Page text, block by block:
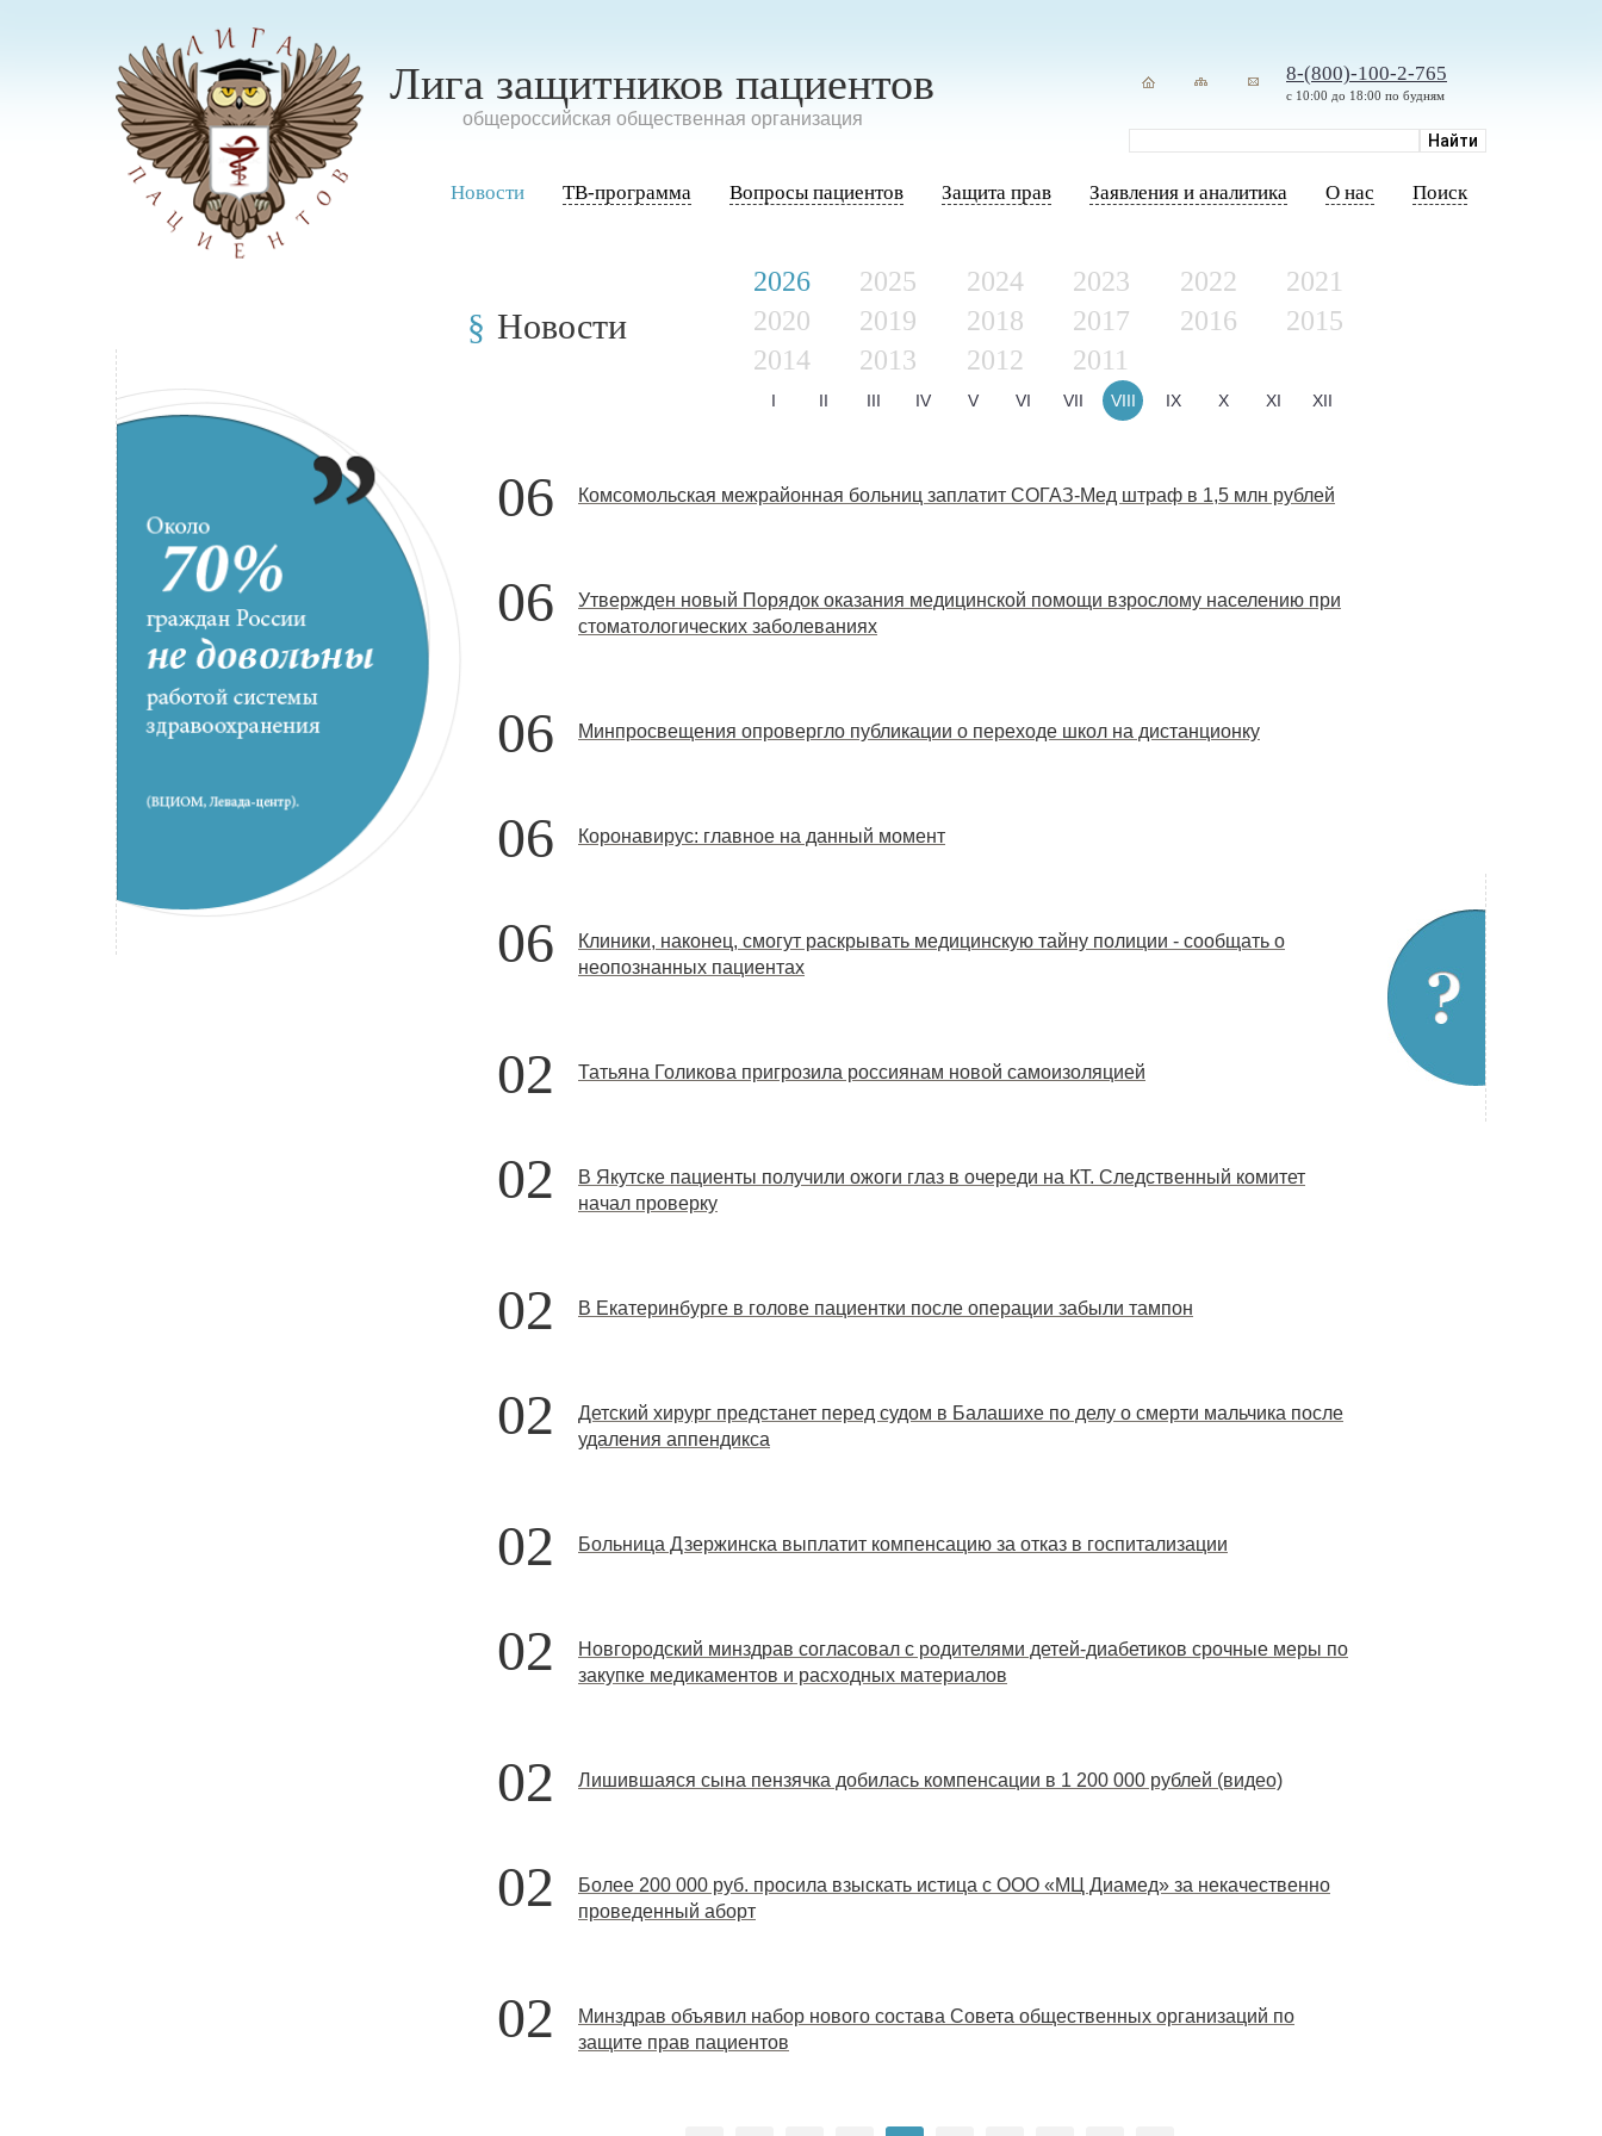
Лига защитников пациентов
oбщероссийская общественная организация
8-(800)-100-2-765
с 10:00 до 18:00 по будням
Новости ТВ-программа Вопросы пациентов Защита прав Заявления и аналитика О нас Поиск
Новости
2026 2025 2024 2023 2022
2021
2020
2019 2018 2017 2016
2015
2014
2013 2012 2011
I II III IV V VI VII VIII IX X XI XII
06 Комсомольская межрайонная больниц заплатит СОГАЗ-Мед штраф в 1,5 млн рублей
06
Утвержден новый Порядок оказания медицинской помощи взрослому населению при
стоматологических заболеваниях
06 Минпросвещения опровергло публикации о переходе школ на дистанционку
06 Коронавирус: главное на данный момент
06
Клиники, наконец, смогут раскрывать медицинскую тайну полиции - сообщать о
неопознанных пациентах
02 Татьяна Голикова пригрозила россиянам новой самоизоляцией
02
В Якутске пациенты получили ожоги глаз в очереди на КТ. Следственный комитет
начал проверку
02 В Екатеринбурге в голове пациентки после операции забыли тампон
02
Детский хирург предстанет перед судом в Балашихе по делу о смерти мальчика после
удаления аппендикса
02 Больница Дзержинска выплатит компенсацию за отказ в госпитализации
02
Новгородский минздрав согласовал с родителями детей-диабетиков срочные меры по
закупке медикаментов и расходных материалов
02 Лишившаяся сына пензячка добилась компенсации в 1 200 000 рублей (видео)
02
Более 200 000 руб. просила взыскать истица с ООО «МЦ Диамед» за некачественно
проведенный аборт
02
Минздрав объявил набор нового состава Совета общественных организаций по
защите прав пациентов